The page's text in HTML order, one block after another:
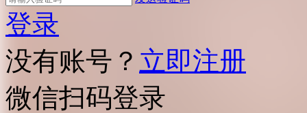
登录
没有账号？ 立即注册
微信扫码登录